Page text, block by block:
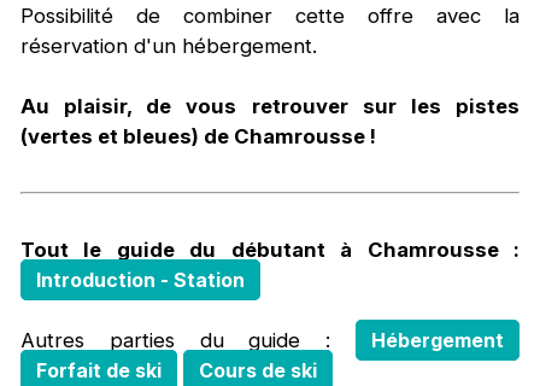
Possibilité de combiner cette offre avec la
réservation d'un hébergement.
Au plaisir, de vous retrouver sur les pistes
(vertes et bleues) de Chamrousse !
Tout le guide du débutant à Chamrousse :
Introduction - Station
Autres parties du guide :
Hébergement
Forfait de ski
Cours de ski